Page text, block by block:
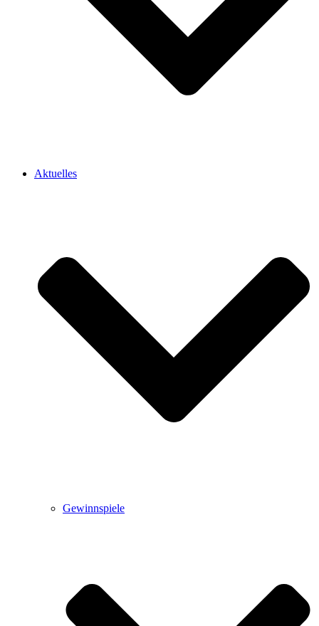
Aktuelles
Gewinnspiele